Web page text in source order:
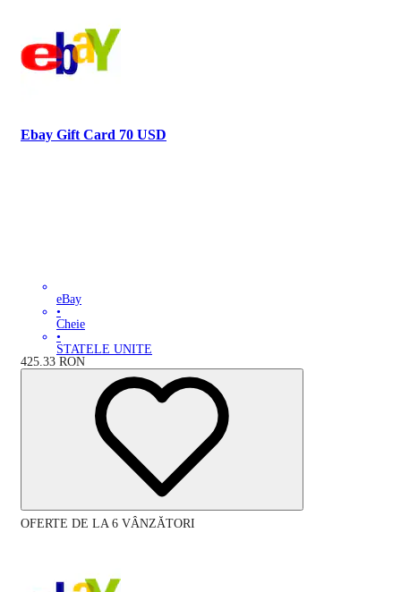
Ebay Gift Card 70 USD
eBay
•
Cheie
•
STATELE UNITE
425.33 RON
OFERTE DE LA 6 VÂNZĂTORI